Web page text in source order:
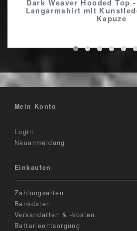
Dark Weaver Hooded Top
Langarmshirt mit
Kapuze
Mein Konto
Login
Neuanmeldung
Einkaufen
Zahlungsarten
Bankdaten
Versandarten & -kosten
Batterieentsorgung